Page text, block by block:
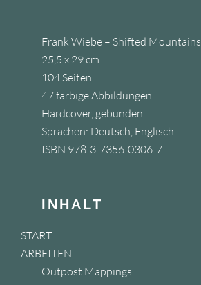
Frank Wiebe – Shifted Mountains
25,5 x 29 cm
104 Seiten
47 farbige Abbildungen
Hardcover, gebunden
Sprachen: Deutsch, Englisch
ISBN 978-3-7356-0306-7
INHALT
START
ARBEITEN
Outpost Mappings